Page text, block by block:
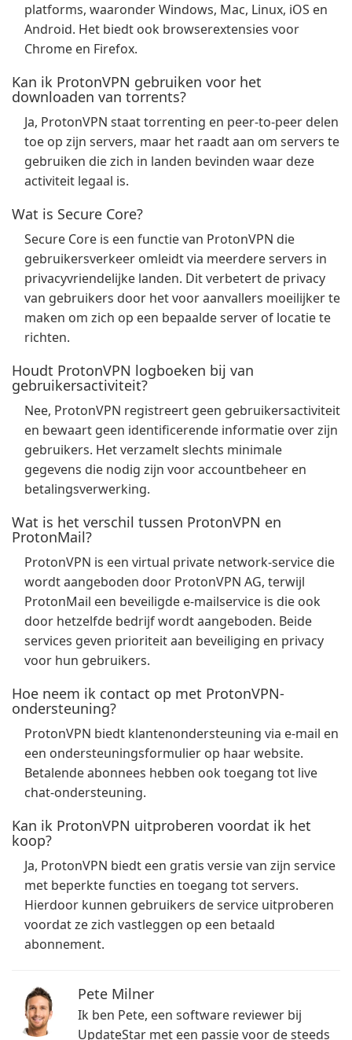
platforms, waaronder Windows, Mac, Linux, iOS en
Android. Het biedt ook browserextensies voor
Chrome en Firefox.
Kan ik ProtonVPN gebruiken voor het
downloaden van torrents?
Ja, ProtonVPN staat torrenting en peer-to-peer delen
toe op zijn servers, maar het raadt aan om servers te
gebruiken die zich in landen bevinden waar deze
activiteit legaal is.
Wat is Secure Core?
Secure Core is een functie van ProtonVPN die
gebruikersverkeer omleidt via meerdere servers in
privacyvriendelijke landen. Dit verbetert de privacy
van gebruikers door het voor aanvallers moeilijker te
maken om zich op een bepaalde server of locatie te
richten.
Houdt ProtonVPN logboeken bij van
gebruikersactiviteit?
Nee, ProtonVPN registreert geen gebruikersactiviteit
en bewaart geen identificerende informatie over zijn
gebruikers. Het verzamelt slechts minimale
gegevens die nodig zijn voor accountbeheer en
betalingsverwerking.
Wat is het verschil tussen ProtonVPN en
ProtonMail?
ProtonVPN is een virtual private network-service die
wordt aangeboden door ProtonVPN AG, terwijl
ProtonMail een beveiligde e-mailservice is die ook
door hetzelfde bedrijf wordt aangeboden. Beide
services geven prioriteit aan beveiliging en privacy
voor hun gebruikers.
Hoe neem ik contact op met ProtonVPN-
ondersteuning?
ProtonVPN biedt klantenondersteuning via e-mail en
een ondersteuningsformulier op haar website.
Betalende abonnees hebben ook toegang tot live
chat-ondersteuning.
Kan ik ProtonVPN uitproberen voordat ik het
koop?
Ja, ProtonVPN biedt een gratis versie van zijn service
met beperkte functies en toegang tot servers.
Hierdoor kunnen gebruikers de service uitproberen
voordat ze zich vastleggen op een betaald
abonnement.
Pete Milner
Ik ben Pete, een software reviewer bij
UpdateStar met een passie voor de steeds